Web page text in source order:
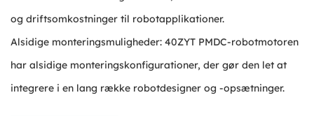
og driftsomkostninger til robotapplikationer.
Alsidige monteringsmuligheder: 40ZYT PMDC-robotmotoren
har alsidige monteringskonfigurationer, der gør den let at
integrere i en lang række robotdesigner og -opsætninger.